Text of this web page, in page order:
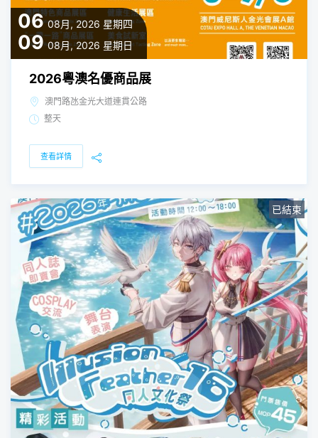
06 08月, 2026 星期四
09 08月, 2026 星期日
2026粵澳名優商品展
澳門路氹金光大道連貫公路
整天
查看詳情
已結束